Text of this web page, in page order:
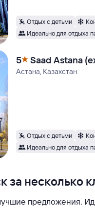
Отдых с детьми
Идеально для отдыха
5 Saad Astana
Астана, Казахстан
Отдых с детьми
Идеально для отдыха
за несколько
предложения.